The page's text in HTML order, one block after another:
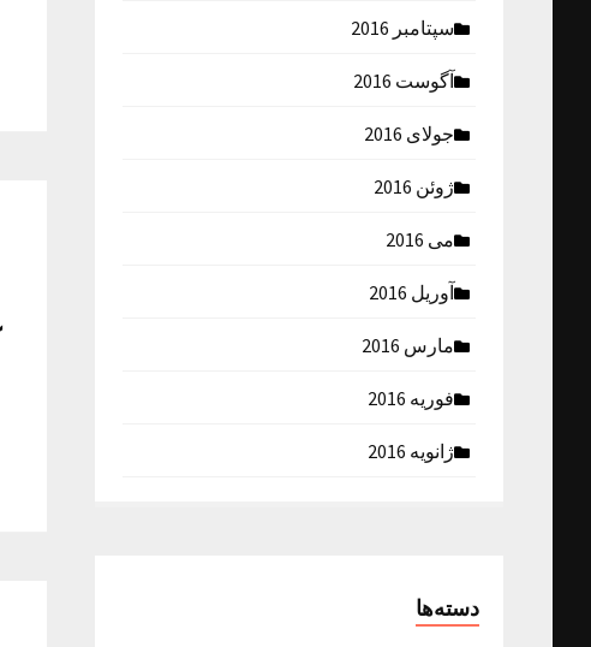
سپتامبر 2016
آگوست 2016
جولای 2016
ژوئن 2016
می 2016
آوریل 2016
مارس 2016
فوریه 2016
ژانویه 2016
دسته‌ها